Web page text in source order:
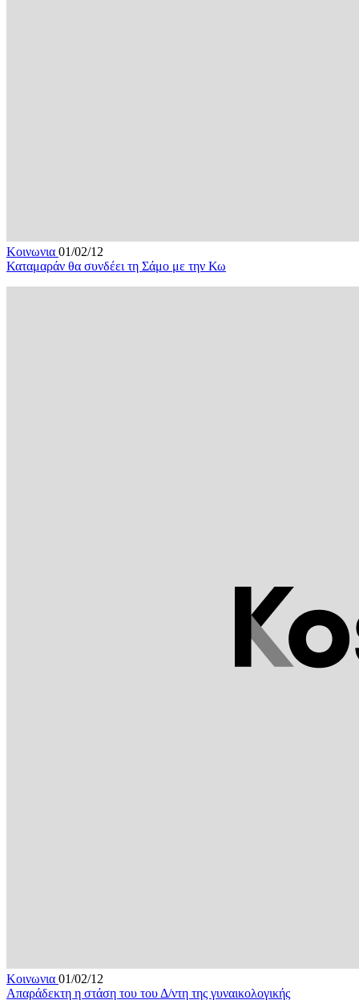
Κοινωνια 01/02/12
Καταμαράν θα συνδέει τη Σάμο με την Κω
Κοινωνια 01/02/12
Απαράδεκτη η στάση του του Δ/ντη της γυναικολογικής